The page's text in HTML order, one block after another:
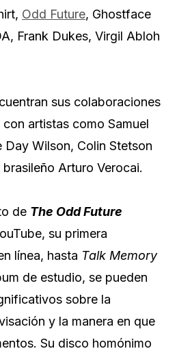
Odd Future, Ghostface
Frank Dukes, Virgil Abloh
sus colaboraciones
artistas como Samuel
Day Wilson, Colin Stetson
Arturo Verocai.
de The Odd Future
su primera
línea, hasta Talk Memory
de estudio, se pueden
sobre la
y la manera en que
Su disco homónimo